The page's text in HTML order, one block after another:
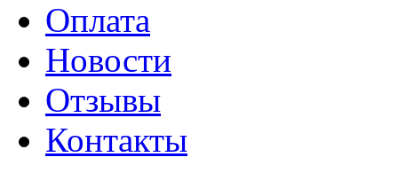
Оплата
Новости
Отзывы
Контакты